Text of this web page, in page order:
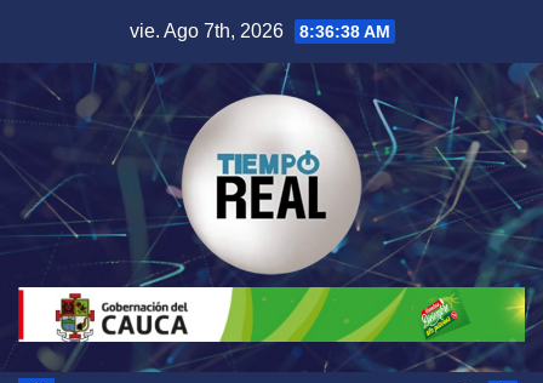
contenido
vie. Ago 7th, 2026 8:36:39 AM